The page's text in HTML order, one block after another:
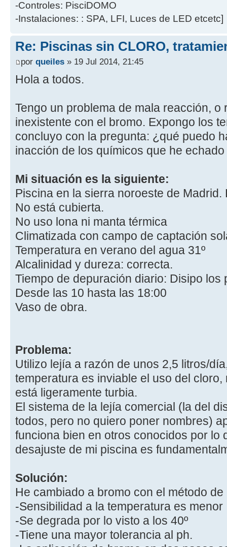
-Controles: PisciDOMO
-Instalaciones: : SPA, LFI, Luces de LED etcetc]
Re: Piscinas sin CLORO,
por queiles » 19 Jul 2014, 21:45
Hola a todos.
Tengo un problema de mala reacción,
inexistente con el bromo. Expongo los
concluyo con la pregunta: ¿qué puedo
inacción de los químicos que he
Mi situación es la siguiente:
Piscina en la sierra noroeste de
No está cubierta.
No uso lona ni manta térmica
Climatizada con campo de captación
Temperatura en verano del agua 31º
Alcalinidad y dureza: correcta.
Tiempo de depuración diario: Disipo los
Desde las 10 hasta las 18:00
Vaso de obra.
Problema:
Utilizo lejía a razón de unos 2,5 litros/
temperatura es inviable el uso del
está ligeramente turbia.
El sistema de la lejía comercial (la del
todos, pero no quiero poner nombres)
funciona bien en otros conocidos por lo
desajuste de mi piscina es
Solución:
He cambiado a bromo con el método
-Sensibilidad a la temperatura es menor
-Se degrada por lo visto a los 40º
-Tiene una mayor tolerancia al ph.